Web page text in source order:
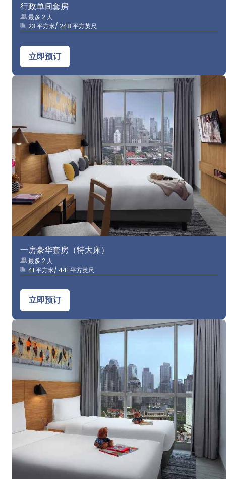
行政单间套房
最多 2 人
23 平方米/ 248 平方英尺
立即预订
一房豪华套房（特大床）
最多 2 人
41 平方米/ 441 平方英尺
立即预订